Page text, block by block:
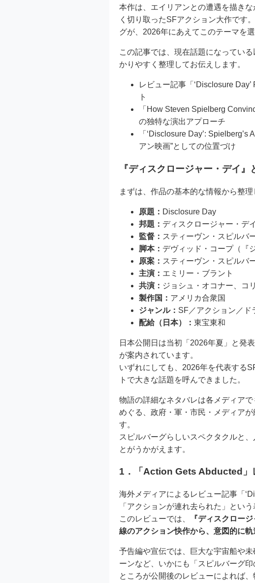
本作は、エイリアンとの遭遇を描き
く切り取ったSFアクション大作です
グが、2026年にあえてこのテーマを
この記事では、現在話題になってい
かりやすく整理してお伝えします。
レビュー記事「‘Disclosure
ト
「How Steven Spielberg
の独特な演出アプローチ
「‘Disclosure Day’:
アン映画”としての位置づけ
『ディスクロージャー・デイ
まずは、作品の基本的な情報から整理
原題： Disclosure Day
邦題： ディスクロージャー・デイ
監督： スティーヴン・スピルバ
脚本： デヴィッド・コープ（『
原案： スティーヴン・スピルバ
主演： エミリー・ブラント
共演： ジョシュ・オコナー、コ
製作国： アメリカ合衆国
ジャンル： SF／アクション／ド
配給（日本）： 東宝東和
日本公開日は当初「2026年夏」と発
が案内されています。
いずれにしても、2026年を代表する
トで大きな話題を呼んできました。
物語の詳細なネタバレは各メディア
めぐる、政府・軍・市民・メディア
す。
スピルバーグらしいスペクタクルと
とがうかがえます。
1．「Action Gets Abducted」
海外メディアによるレビュー記事「
「アクションが連れ去られた」という
このレビューでは、
『ディスクロー
線のアクション快作から、意図的に
予告編や宣伝では、巨大な宇宙船や
ーンなど、いかにも「スピルバーグ
ところが公開後のレビューによれば、